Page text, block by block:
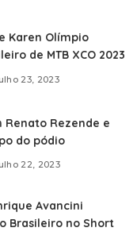
Karen Olímpio
de MTB XCO 2023
23, 2023
Renato Rezende e
do pódio
22, 2023
Avancini
Brasileiro no Short